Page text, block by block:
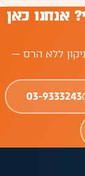
אנחנו כאן
ללא הרס —
03-9333243